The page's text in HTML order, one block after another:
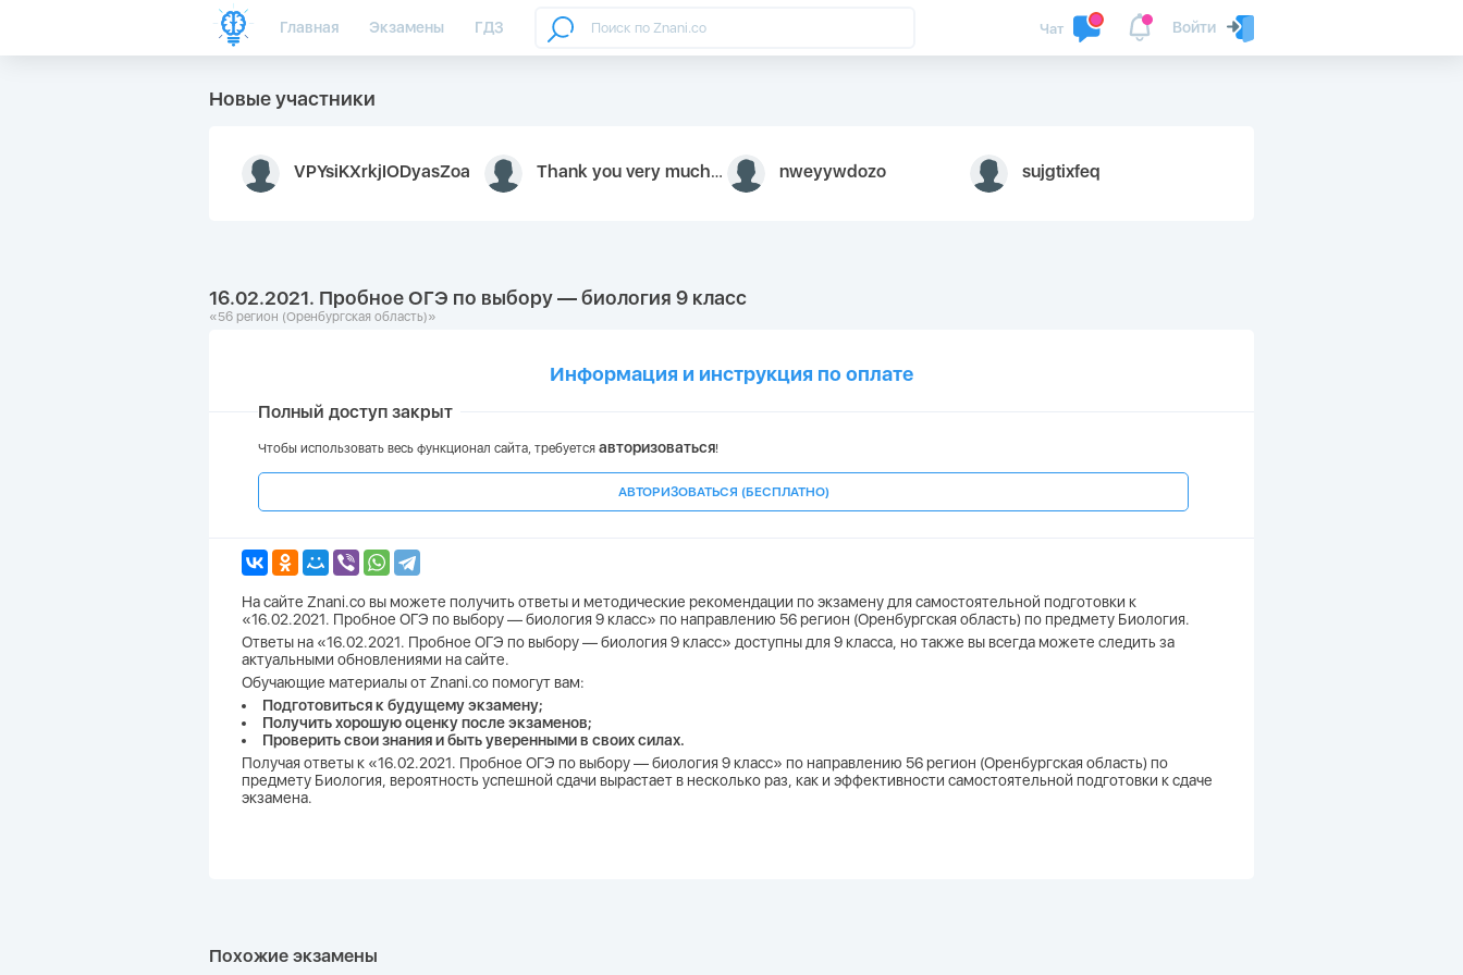
Главная Экзамены ГДЗ Войти
Чат
Новые участники
VPYsiKXrkjIODyasZoa Thank you very much for your inquiry We appreciate you 9126052 https://youtube.com faceapple ! nweyywdozo sujgtixfeq
16.02.2021. Пробное ОГЭ по выбору — биология 9 класс
«56 регион (Оренбургская область)»
Информация и инструкция по оплате
Полный доступ закрыт
Чтобы использовать весь функционал сайта, требуется авторизоваться!
АВТОРИЗОВАТЬСЯ (БЕСПЛАТНО)
На сайте Znani.co вы можете получить ответы и методические рекомендации по экзамену для самостоятельной подготовки к
«16.02.2021. Пробное ОГЭ по выбору — биология 9 класс» по направлению 56 регион (Оренбургская область) по предмету Биология.
Ответы на «16.02.2021. Пробное ОГЭ по выбору — биология 9 класс» доступны для 9 класса, но также вы всегда можете следить за
актуальными обновлениями на сайте.
Обучающие материалы от Znani.co помогут вам:
Подготовиться к будущему экзамену;
Получить хорошую оценку после экзаменов;
Проверить свои знания и быть уверенными в своих силах.
Получая ответы к «16.02.2021. Пробное ОГЭ по выбору — биология 9 класс» по направлению 56 регион (Оренбургская область) по
предмету Биология, вероятность успешной сдачи вырастает в несколько раз, как и эффективности самостоятельной подготовки к сдаче
экзамена.
Похожие экзамены